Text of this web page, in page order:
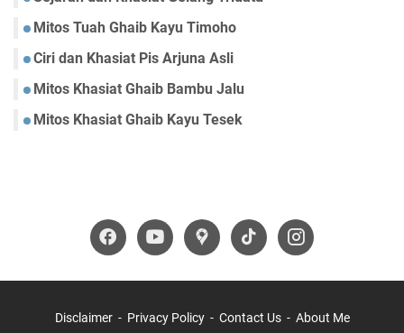
Mitos Tuah Ghaib Kayu Timoho
Ciri dan Khasiat Pis Arjuna Asli
Mitos Khasiat Ghaib Bambu Jalu
Mitos Khasiat Ghaib Kayu Tesek
Disclaimer Privacy Policy Contact Us About Me